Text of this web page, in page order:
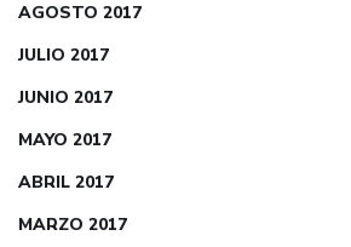
AGOSTO 2017
JULIO 2017
JUNIO 2017
MAYO 2017
ABRIL 2017
MARZO 2017